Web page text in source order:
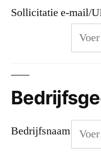
Sollicitatie e-mail/
Bedrijfsnaam